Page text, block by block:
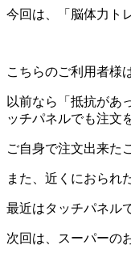
今回は、「脳体力ト
こちらのご利用者様
以前なら「抵抗があ
ッチパネルでも注文
ご自身で注文出来た
また、近くにおられ
最近はタッチパネル
次回は、スーパーの